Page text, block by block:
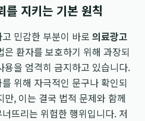
를 지키는 기본 원칙
민감한 부분이 바로 의료광고
환자를 보호하기 위해 과장되
을 엄격히 금지하고 있습니다.
위해 자극적인 문구나 확인되
, 이는 결국 법적 문제와 함께
뜨리는 위험한 행위입니다. 저